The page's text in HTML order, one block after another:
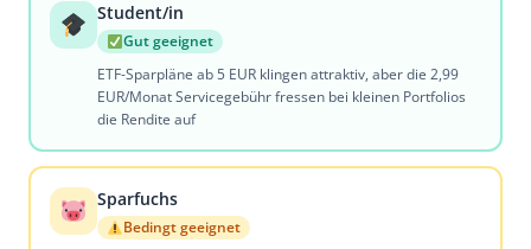
Student/in
Gut geeignet
ETF-Sparpläne ab 5 EUR klingen attraktiv, aber die 2,99
EUR/Monat Servicegebühr fressen bei kleinen Portfolios
die Rendite auf
Sparfuchs
Bedingt geeignet